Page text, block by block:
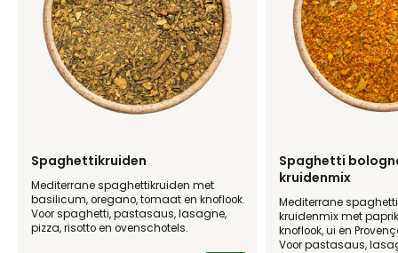
Spaghettikruiden
Mediterrane spaghettikruiden met
basilicum, oregano, tomaat en knoflook.
Voor spaghetti, pastasaus, lasagne,
pizza, risotto en ovenschotels.
Spaghetti
kruidenmix
Mediterrane
kruidenmix met
knoflook, ui en
Voor pastasaus,